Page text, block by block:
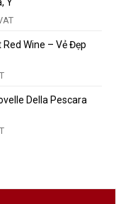
Wine – Vẻ Đẹp
Della Pescara